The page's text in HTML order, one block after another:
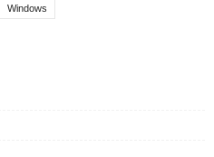
Windows